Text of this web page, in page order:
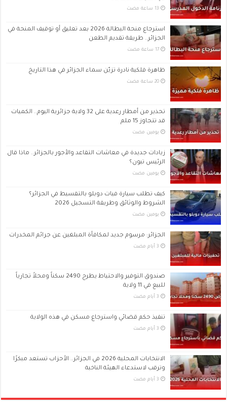
استرجاع منحة البطالة 2026 بعد تعليق أو توقيف المنحة في
الجزائر.. طريقة تقديم الطعن
‏17 ساعة مضت
ظاهرة فلكية نادرة تزيّن سماء الجزائر في هذا التاريخ
‏20 ساعة مضت
تحذير من أمطار رعدية على 32 ولاية جزائرية اليوم.. الكميات
قد تتجاوز 15 ملم
‏يومين مضت
زيادات جديدة في معاشات التقاعد والأجور بالجزائر.. ماذا قال
الرئيس تبون؟
‏يومين مضت
كيف تطلب سيارة فيات دوبلو بالتقسيط في الجزائر؟
الشروط والوثائق وطريقة التسجيل 2026
‏يومين مضت
الجزائر: مرسوم جديد لمكافأة المبلغين عن جرائم المخدرات
صندوق التوفير والاحتياط يطرح 2490 سكناً ومحلاً تجارياً
للبيع في 11 ولاية
تنفيذ حكم قضائي واسترجاع مسكن في هذه الولاية
الانتخابات المحلية 2026 في الجزائر.. الأحزاب تستعد مبكرًا
وترقب لاستدعاء الهيئة الناخبة